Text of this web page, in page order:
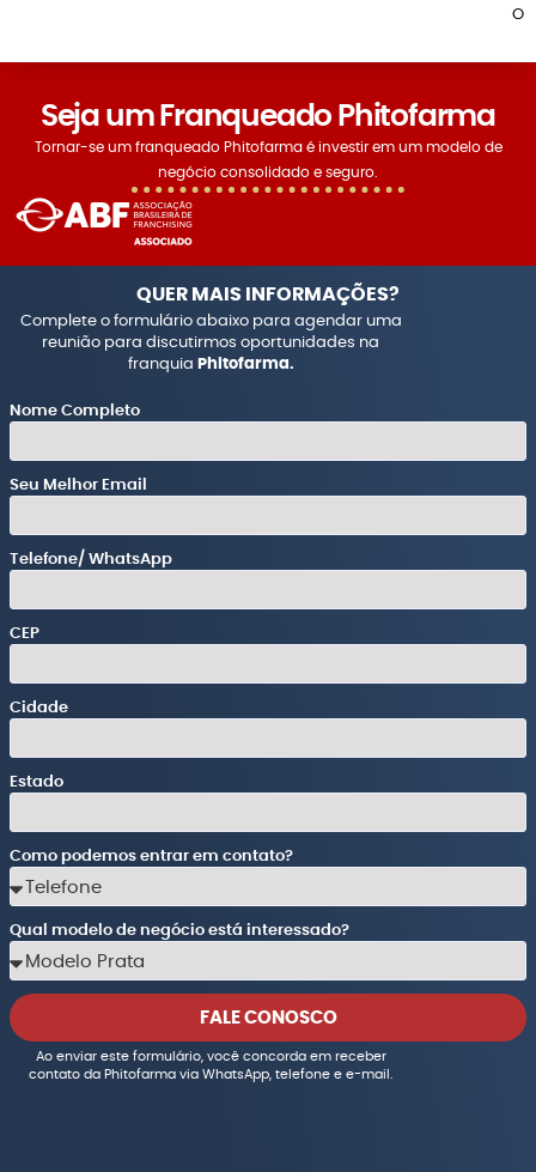
O
Seja um Franqueado Phitofarma
Tornar-se um franqueado Phitofarma é investir em um modelo de
negócio consolidado e seguro.
QUER MAIS INFORMAÇÕES?
Complete o formulário abaixo para agendar uma
reunião para discutirmos oportunidades na
franquia Phitofarma.
Nome Completo
Seu Melhor Email
Telefone/ WhatsApp
CEP
Cidade
Estado
Como podemos entrar em contato?
Qual modelo de negócio está interessado?
FALE CONOSCO
Ao enviar este formulário, você concorda em receber
contato da Phitofarma via WhatsApp, telefone e e-mail.